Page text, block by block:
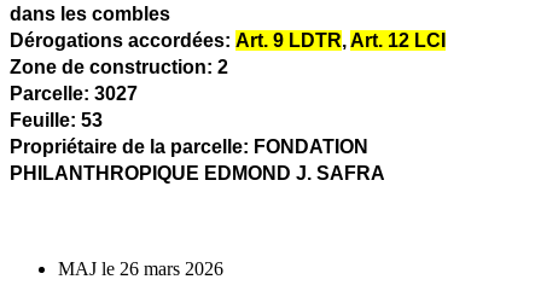
dans les combles
Dérogations accordées: Art. 9 LDTR,Art. 12 LCI
Zone de construction: 2
Parcelle: 3027
Feuille: 53
Propriétaire de la parcelle: FONDATION
PHILANTHROPIQUE EDMOND J. SAFRA
MAJ le 26 mars 2026